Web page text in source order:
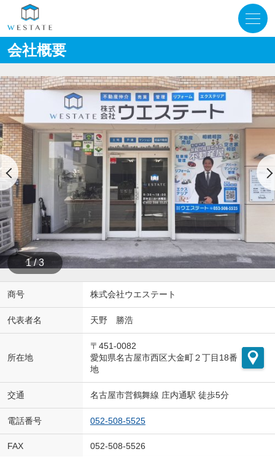
会社概要
1 / 3
商号 株式会社ウエステート
代表者名 天野 勝浩
所在地
〒451-0082
愛知県名古屋市西区大金町２丁目18番
地
交通 名古屋市営鶴舞線 庄内通駅 徒歩5分
電話番号 052-508-5525
FAX 052-508-5526